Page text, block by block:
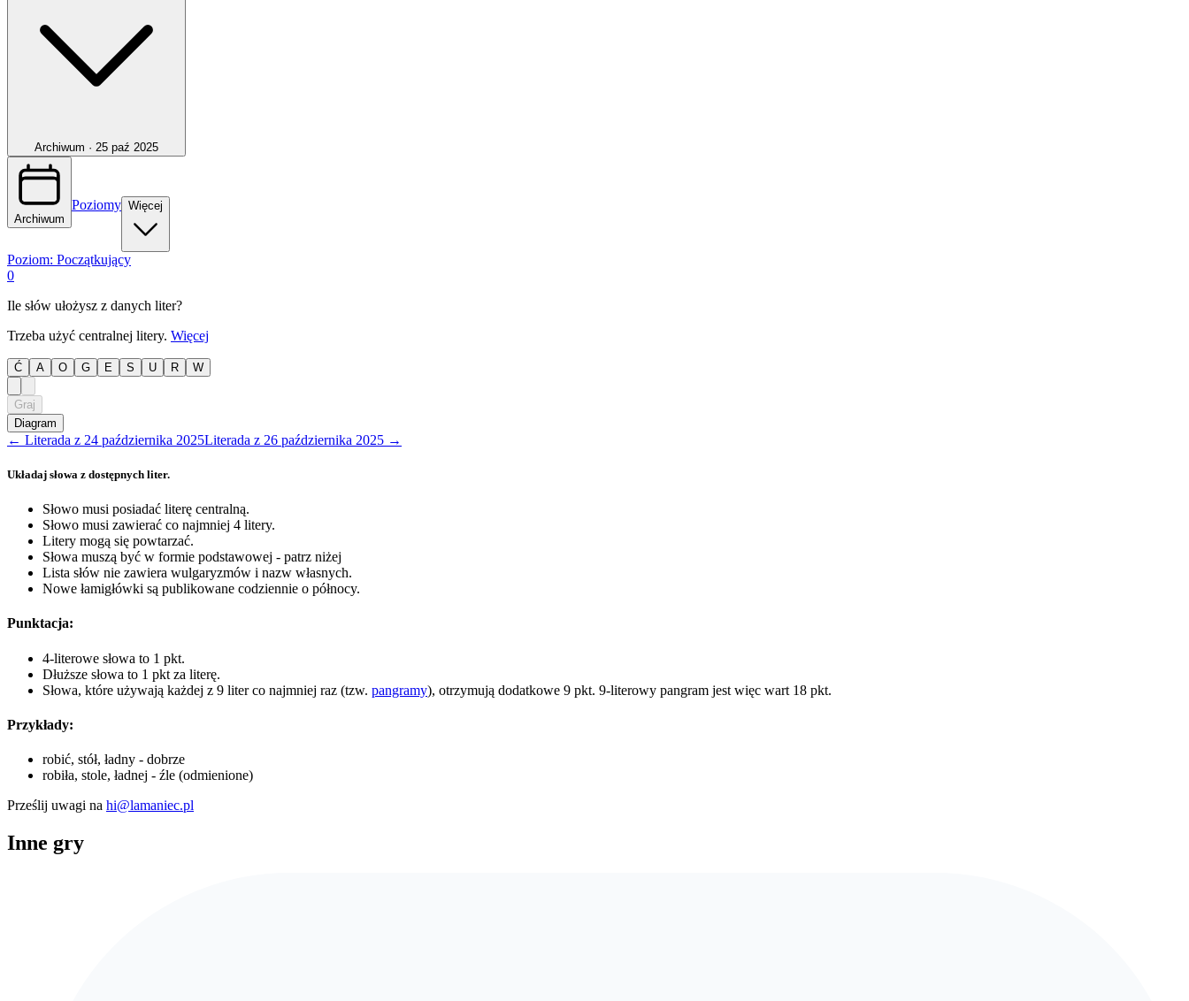
Archiwum · 25 paź 2025
Archiwum
Poziomy Więcej
Poziom: Początkujący
0
Ile słów ułożysz z danych liter?
Trzeba użyć centralnej litery. Więcej
Ć A O G E S U R W
Graj
Diagram
← Literada z 24 października 2025Literada z 26 października 2025 →
Układaj słowa z dostępnych liter.
Słowo musi posiadać literę centralną.
Słowo musi zawierać co najmniej 4 litery.
Litery mogą się powtarzać.
Słowa muszą być w formie podstawowej - patrz niżej
Lista słów nie zawiera wulgaryzmów i nazw własnych.
Nowe łamigłówki są publikowane codziennie o północy.
Punktacja:
4-literowe słowa to 1 pkt.
Dłuższe słowa to 1 pkt za literę.
Słowa, które używają każdej z 9 liter co najmniej raz (tzw. pangramy), otrzymują dodatkowe 9 pkt. 9-literowy pangram jest więc wart 18 pkt.
Przykłady:
robić, stół, ładny - dobrze
robiła, stole, ładnej - źle (odmienione)
Prześlij uwagi na hi@lamaniec.pl
Inne gry